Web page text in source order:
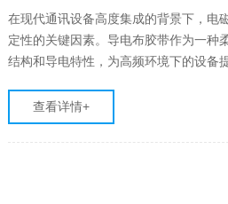
在现代通讯设备高度集成的背景下，电
定性的关键因素。导电布胶带作为一种
结构和导电特性，为高频环境下的设备
查看详情+